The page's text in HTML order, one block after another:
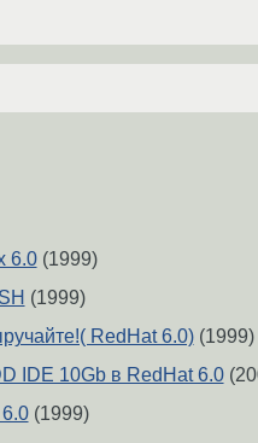
6.0(1999)
(1999)
RedHat 6.0)(1999)
IDE 10Gb в RedHat 6.0
(1999)